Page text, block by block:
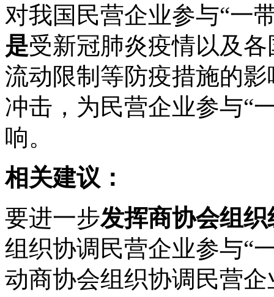
对我国民营企业参与“一
是受新冠肺炎疫情以及
流动限制等防疫措施的
冲击，为民营企业参与“
响。
相关建议：
要进一步发挥商协会组
组织协调民营企业参与“
动商协会组织协调民营